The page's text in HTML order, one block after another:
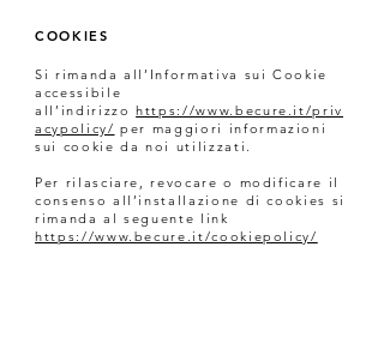
COOKIES
Si rimanda all’Informativa sui Cookie
accessibile
all’indirizzohttps://www.becure.it/priv
acypolicy/ per maggiori informazioni
sui cookie da noi utilizzati.
Per rilasciare, revocare o modificare il
consenso all’installazione di cookies si
rimanda al seguente link
https://www.becure.it/cookiepolicy/